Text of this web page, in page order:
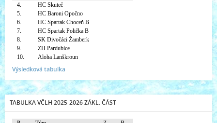
4.
HC Skuteč
5.
HC Baroni Opočno
6.
HC Spartak Choceň B
7.
HC Spartak Polička B
8.
SK Divočáci Žamberk
9.
ZH Pardubice
10.
Aloha Lanškroun
Výsledková tabulka
TABULKA VČLH 2025-2026 ZÁKL. ČÁST